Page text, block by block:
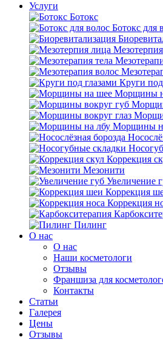
Услуги
Ботокс
Ботокс для
Круги под
Морщины
Морщины
Коррекция
Мезонити
Увеличение
Коррекция
Коррекция
Пилинг
O нас
O нас
Наши косметологи
Отзывы
Франшиза для
Контакты
Статьи
Галерея
Цены
Отзывы